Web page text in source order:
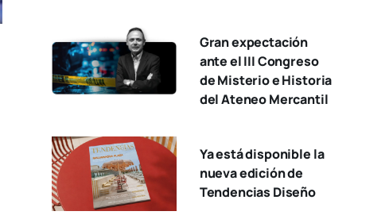
Gran expectación
ante el III Congreso
de Misterio e Historia
del Ateneo Mercantil
Ya está disponible la
nueva edición de
Tendencias Diseño